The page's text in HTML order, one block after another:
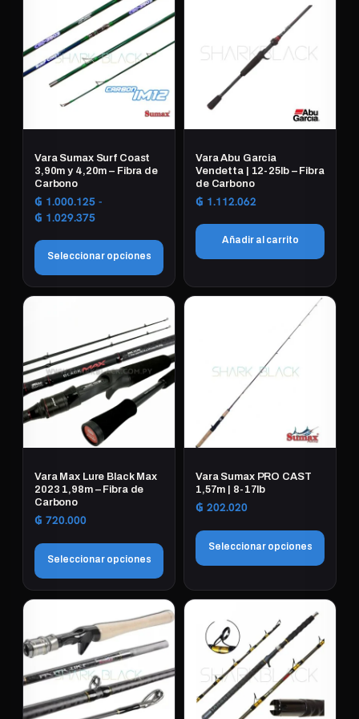
Vara Sumax Surf Coast
3,90m y 4,20m – Fibra de
Carbono
₲ 1.000.125 -
₲ 1.029.375Rango
desde
hasta
Seleccionar opciones
Este
múltiples
variantes.
Las
opciones
pueden
elegir
en
página
de
producto
Vara Abu Garcia
Vendetta | 12-25lb – Fibra
de Carbono
₲ 1.112.062
Añadir al carrito
Vara Max Lure Black Max
2023 1,98m – Fibra de
Carbono
₲ 720.000
Seleccionar opciones
Este
tiene
múltiples
variantes.
opciones
Vara Sumax PRO CAST
1,57m | 8-17lb
₲ 202.020
Seleccionar opciones
Este
producto
tiene
múltiples
variantes.
Las
opciones